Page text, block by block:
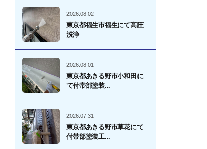
2026.08.02
東京都福生市福生にて高圧
洗浄
2026.08.01
東京都あきる野市小和田に
て付帯部塗装...
2026.07.31
東京都あきる野市草花にて
付帯部塗装工...